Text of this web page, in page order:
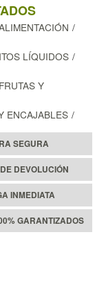
LÍQUIDOS
Y
ENCAJABLES
SEGURA
DEVOLUCIÓN
INMEDIATA
GARANTIZADOS